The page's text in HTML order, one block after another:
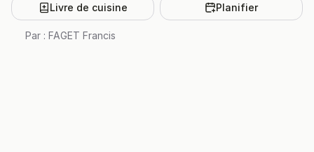
Livre de cuisine Planifier
Par : FAGET Francis